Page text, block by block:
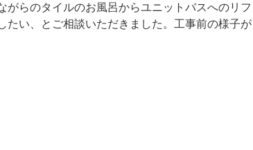
らのタイルのお風呂からユニットバスへのリ
い、とご相談いただきました。工事前の様子が